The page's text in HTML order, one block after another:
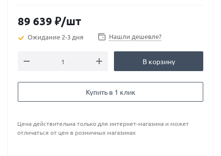
89 639 ₽/шт
Ожидание 2-3 дня Нашли дешевле?
В корзину
Купить в 1 клик
Цена действительна только для интернет-магазина и может
отличаться от цен в розничных магазинах